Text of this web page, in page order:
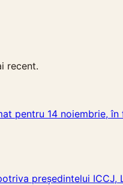
recent.
pentru 14 noiembrie,
președintelui ICCJ,